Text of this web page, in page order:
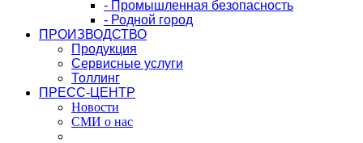
- Промышленная безопасность
- Родной город
ПРОИЗВОДСТВО
Продукция
Сервисные услуги
Толлинг
ПРЕСС-ЦЕНТР
Новости
СМИ о нас